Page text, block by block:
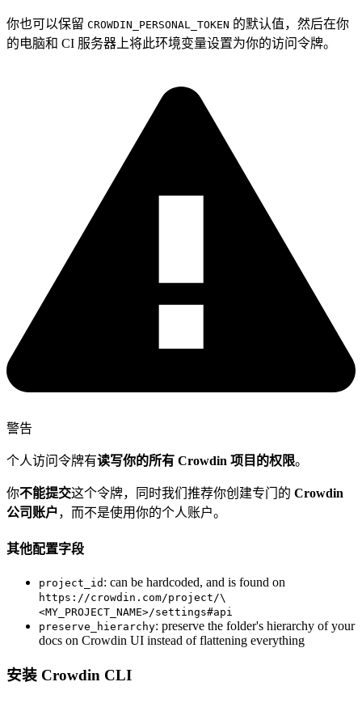
你也可以保留 CROWDIN_PERSONAL_TOKEN 的默认值，然后在你
的电脑和 CI 服务器上将此环境变量设置为你的访问令牌。
警告
个人访问令牌有读写你的所有 Crowdin 项目的权限。
你不能提交这个令牌，同时我们推荐你创建专门的 Crowdin
公司账户，而不是使用你的个人账户。
其他配置字段
project_id : can be hardcoded, and is found on
https://crowdin.com/project/\
<MY_PROJECT_NAME>/settings#api
preserve_hierarchy: preserve the folder's hierarchy of your
docs on Crowdin UI instead of flattening everything
安装 Crowdin CLI